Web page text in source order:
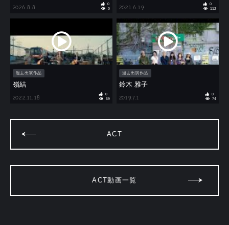
2026.8.8
0
0
2021.6.19
0
112
過去出演作品
嶺結
2022.11.18
0
69
過去出演作品
鈴木 雅子
2019.7.1
0
74
ACT
ACT動画一覧